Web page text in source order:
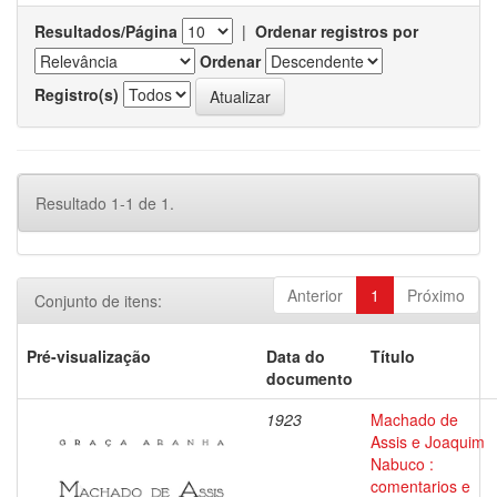
Resultados/Página | Ordenar registros por
Ordenar
Registro(s)
Resultado 1-1 de 1.
Anterior 1 Próximo
Conjunto de itens:
Pré-visualização
Data do
documento
Título
1923
Machado de
Assis e Joaquim
Nabuco :
comentarios e